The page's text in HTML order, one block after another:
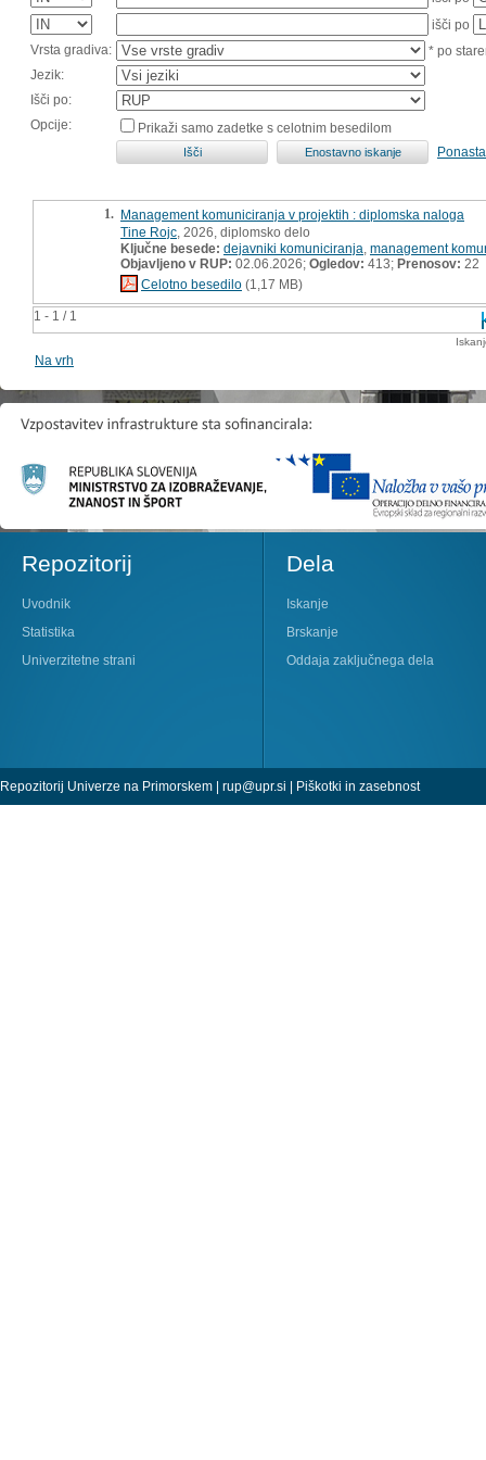
išči po
Vrsta gradiva:
* po
Jezik:
Išči po:
Opcije:
Prikaži samo zadetke s celotnim besedilom
1 - 1 / 1
1. Management komuniciranja v projektih : diplomska naloga
Tine Rojc , 2026, diplomsko delo
Ključne besede: dejavniki komuniciranja management
Objavljeno v RUP: 02.06.2026; Ogledov: 413; Prenosov: 22
Celotno besedilo (1,17 MB)
Na vrh
Repozitorij
Uvodnik
Statistika
Univerzitetne strani
Dela
Iskanje
Brskanje
Oddaja zaključnega dela
Repozitorij Univerze na Primorskem | rup@upr.si | Piškotki in zasebnost